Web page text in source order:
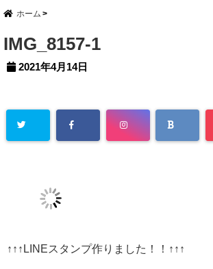
ホーム
IMG_8157-1
2021年4月14日
↑↑↑LINEスタンプ作りました！！↑↑↑